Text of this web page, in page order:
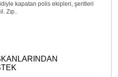
kapatan polis ekipleri, şeritleri
Zıp..